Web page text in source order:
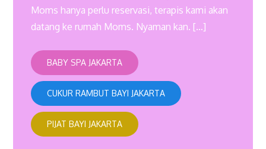
Moms hanya perlu reservasi, terapis kami akan
datang ke rumah Moms. Nyaman kan. […]
BABY SPA JAKARTA
CUKUR RAMBUT BAYI JAKARTA
PIJAT BAYI JAKARTA